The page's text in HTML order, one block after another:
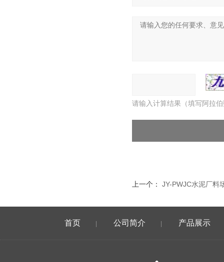
请输入计算结果（填写阿拉
上一个： JY-PWJC水泥厂料
首页 公司简介 产品展示